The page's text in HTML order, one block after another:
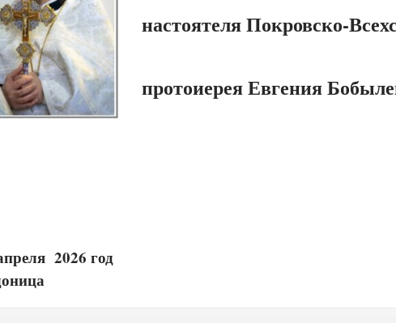
настоятеля Покровско-
протоиерея Евгения
2026 год